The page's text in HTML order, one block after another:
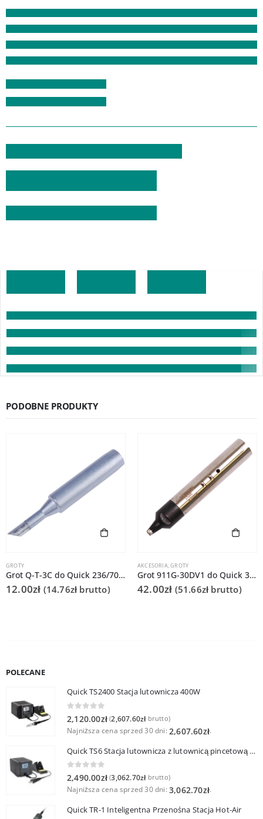
PODOBNE PRODUKTY
GROTY
Grot Q-T-3C do Quick 236/706/936A/3104/3102/TS1100
12.00zł (14.76zł brutto)
AKCESORIA,GROTY
Grot 911G-30DV1 do Quick 378C
42.00zł (51.66zł brutto)
POLECANE
Quick TS2400 Stacja lutownicza 400W
2,120.00zł (2,607.60złbrutto)
Najniższa cena sprzed 30 dni: 2,607.60zł.
Quick TS6 Stacja lutownicza z lutownicą pincetową 60W
0 out of 5
2,490.00zł (3,062.70złbrutto)
Najniższa cena sprzed 30 dni: 3,062.70zł.
Quick TR-1 Inteligentna Przenośna Stacja Hot-Air